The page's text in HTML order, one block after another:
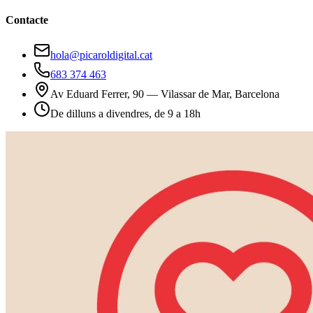
Contacte
hola@picaroldigital.cat
683 374 463
Av Eduard Ferrer, 90 — Vilassar de Mar, Barcelona
De dilluns a divendres, de 9 a 18h